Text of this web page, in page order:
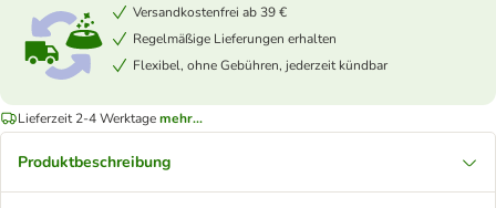
Versandkostenfrei ab 39 €
Regelmäßige Lieferungen erhalten
Flexibel, ohne Gebühren, jederzeit kündbar
Lieferzeit 2-4 Werktagemehr...
Produktbeschreibung